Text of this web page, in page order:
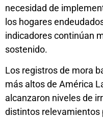
necesidad de
los hogares
indicadores continúan
sostenido.
Los registros de mora
más altos de América
alcanzaron niveles de
distintos relevamientos